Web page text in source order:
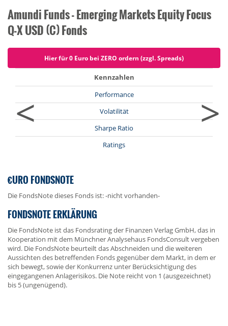
Amundi Funds - Emerging Markets Equity Focus
Q-X USD (C) Fonds
Hier für 0 Euro bei ZERO ordern (zzgl. Spreads)
<
Kennzahlen
Performance
Volatilität
Sharpe Ratio
Ratings
>
€URO FONDSNOTE
Die FondsNote dieses Fonds ist: -nicht vorhanden-
FONDSNOTE ERKLÄRUNG
Die FondsNote ist das Fondsrating der Finanzen Verlag GmbH, das in
Kooperation mit dem Münchner Analysehaus FondsConsult vergeben
wird. Die FondsNote beurteilt das Abschneiden und die weiteren
Aussichten des betreffenden Fonds gegenüber dem Markt, in dem er
sich bewegt, sowie der Konkurrenz unter Berücksichtigung des
eingegangenen Anlagerisikos. Die Note reicht von 1 (ausgezeichnet)
bis 5 (ungenügend).